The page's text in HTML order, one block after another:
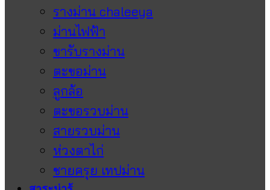
รางม่าน chaleeya
ม่านไฟฟ้า
ขารับรางม่าน
ตะขอม่าน
ลูกล้อ
ตะขอรวบม่าน
สายรวบม่าน
ห่วงตาไก่
ชายครุย เทปม่าน